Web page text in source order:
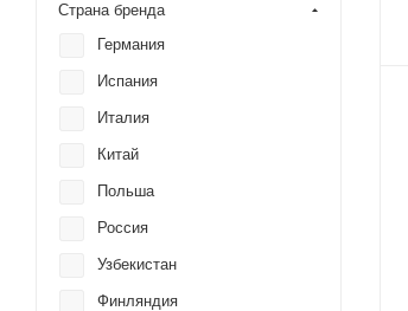
Shevanik
Slezak RAV
Timo
Ulgran
Wasserkraft
WeltWasser
Wonzon & Woghand
Золото глянцевое
Золото матовое
Страна бренда
Германия
Испания
Италия
Китай
Польша
Россия
Узбекистан
Финляндия